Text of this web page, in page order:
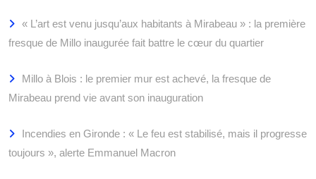
« L’art est venu jusqu’aux habitants à Mirabeau » : la première
fresque de Millo inaugurée fait battre le cœur du quartier
Millo à Blois : le premier mur est achevé, la fresque de
Mirabeau prend vie avant son inauguration
Incendies en Gironde : « Le feu est stabilisé, mais il progresse
toujours », alerte Emmanuel Macron